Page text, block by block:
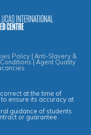
Policy | Anti-Slavery &
| Agent Quality
at the time of
ensure its accuracy at
guidance of students
or guarantee.